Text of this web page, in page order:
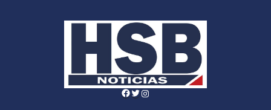
Facebook
Twitter
Instagram